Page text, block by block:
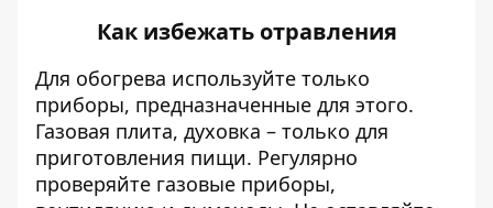
Как избежать отравления
Для обогрева используйте только
приборы, предназначенные для этого.
Газовая плита, духовка – только для
приготовления пищи. Регулярно
проверяйте газовые приборы,